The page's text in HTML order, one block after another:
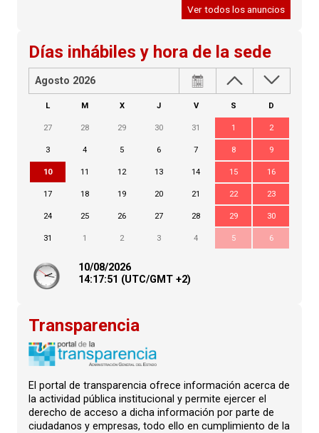
Ver todos los anuncios
Días inhábiles y hora de la sede
Agosto 2026
L M X J V S D
27 28 29 30 31 1 2
3 4 5 6 7 8 9
10 11 12 13 14 15 16
17 18 19 20 21 22 23
24 25 26 27 28 29 30
31 1 2 3 4 5 6
10/08/2026
14:17:51 (UTC/GMT +2)
Transparencia
El portal de transparencia ofrece información acerca de
la actividad pública institucional y permite ejercer el
derecho de acceso a dicha información por parte de
ciudadanos y empresas, todo ello en cumplimiento de la